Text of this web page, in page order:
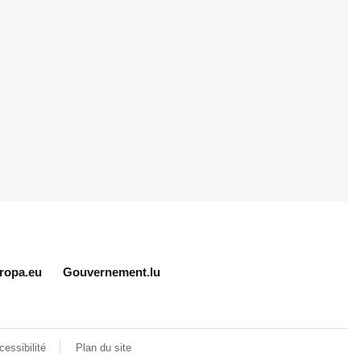
Gouvernement.lu
Plan du site